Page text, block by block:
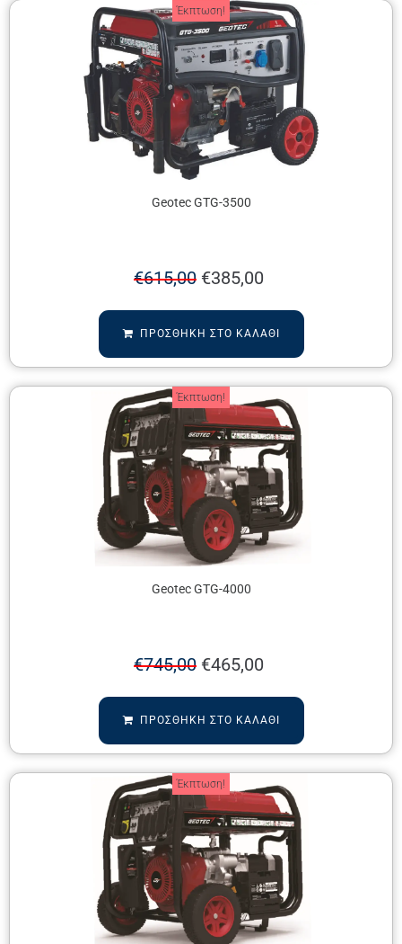
Έκπτωση!
Geotec GTG-3500
€615,00 €385,00
ΠΡΟΣΘΉΚΗ ΣΤΟ ΚΑΛΆΘΙ
Έκπτωση!
Geotec GTG-4000
€745,00 €465,00
ΠΡΟΣΘΉΚΗ ΣΤΟ ΚΑΛΆΘΙ
Έκπτωση!